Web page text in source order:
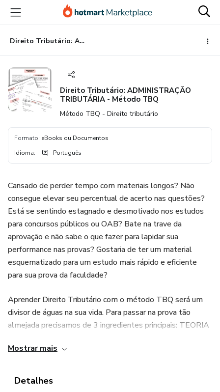
para
conteúdo
principal
para
pagamento
para
rodapé
Direito Tributário: ADMINISTRAÇÃO TRIBUTÁRIA - Método TBQ
Direito Tributário: ADMINISTRAÇÃO
TRIBUTÁRIA - Método TBQ
Método TBQ - Direito tributário
Formato: eBooks ou Documentos
Idioma: Português
Cansado de perder tempo com materiais longos? Não
consegue elevar seu percentual de acerto nas questões?
Está se sentindo estagnado e desmotivado nos estudos
para concursos públicos ou OAB? Bate na trave da
aprovação e não sabe o que fazer para lapidar sua
performance nas provas? Gostaria de ter um material
esquematizado para um estudo mais rápido e eficiente
para sua prova da faculdade?
Aprender Direito Tributário com o método TBQ será um
divisor de águas na sua vida. Para passar na prova tão
almejada precisamos de 3 ingredientes principais: TEORIA
das principais BANCAS organizadoras de concurso +
Mostrar mais
Detalhes